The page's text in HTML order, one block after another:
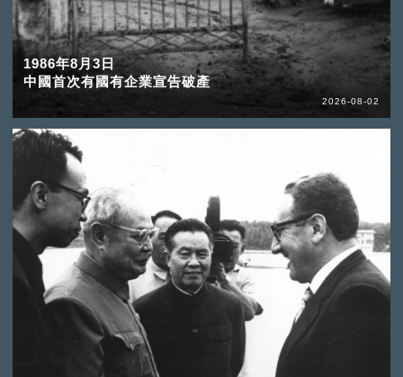
1986年8月3日
中國首次有國有企業宣告破產
2026-08-02